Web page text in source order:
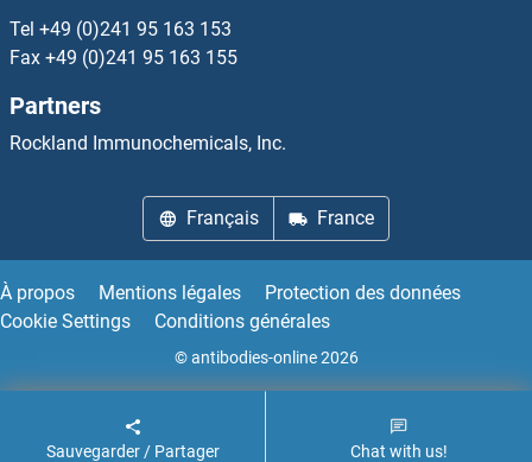
RHAG Anticorps
RHBDD1 Anticorps
RHBDF2 Anticorps
RHBDL2 Anticorps
RHBG Anticorps
Tel +49 (0)241 95 163 153
Fax +49 (0)241 95 163 155
Partners
Rockland Immunochemicals, Inc.
Français France
À propos Mentions légales
Protection des données
Cookie Settings
Conditions générales
© antibodies-online 2026
Sauvegarder / Partager Chat with us!